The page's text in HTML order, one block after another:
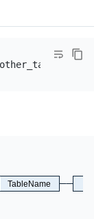
TableName